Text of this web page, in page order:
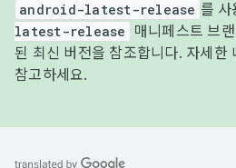
android-latest-release 를 사
latest-release
매니페스트 브
된 최신 버전을 참조합니다. 자세한
참고하세요.